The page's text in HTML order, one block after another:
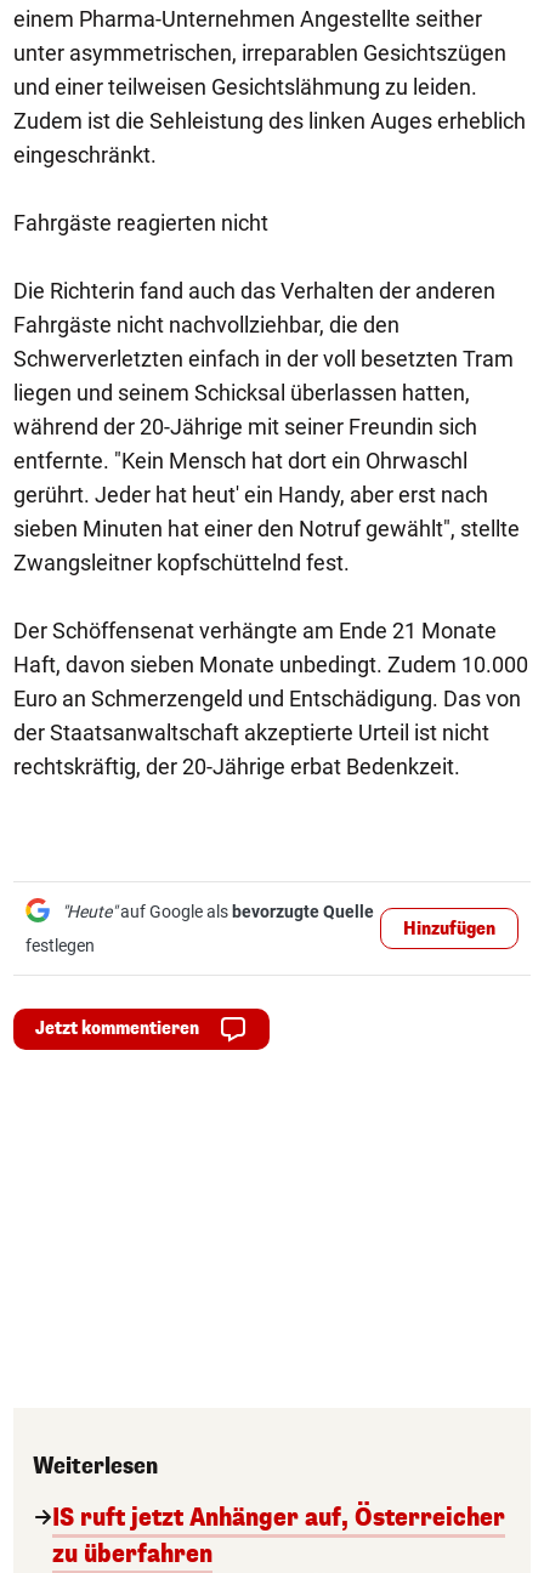
einem Pharma-Unternehmen Angestellte seither
unter asymmetrischen, irreparablen Gesichtszügen
und einer teilweisen Gesichtslähmung zu leiden.
Zudem ist die Sehleistung des linken Auges erheblich
eingeschränkt.
Fahrgäste reagierten nicht
Die Richterin fand auch das Verhalten der anderen
Fahrgäste nicht nachvollziehbar, die den
Schwerverletzten einfach in der voll besetzten Tram
liegen und seinem Schicksal überlassen hatten,
während der 20-Jährige mit seiner Freundin sich
entfernte. "Kein Mensch hat dort ein Ohrwaschl
gerührt. Jeder hat heut' ein Handy, aber erst nach
sieben Minuten hat einer den Notruf gewählt", stellte
Zwangsleitner kopfschüttelnd fest.
Der Schöffensenat verhängte am Ende 21 Monate
Haft, davon sieben Monate unbedingt. Zudem 10.000
Euro an Schmerzengeld und Entschädigung. Das von
der Staatsanwaltschaft akzeptierte Urteil ist nicht
rechtskräftig, der 20-Jährige erbat Bedenkzeit.
"Heute"auf Google als bevorzugte Quelle
festlegen
Hinzufügen
Jetzt kommentieren
Weiterlesen
IS ruft jetzt Anhänger auf, Österreicher
zu überfahren